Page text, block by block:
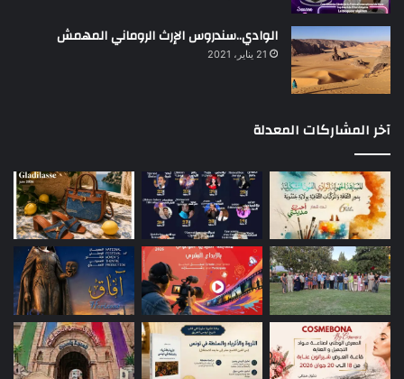
الوادي..سندروس الإرث الروماني المهمش
21 يناير، 2021
آخر المشاركات المعدلة